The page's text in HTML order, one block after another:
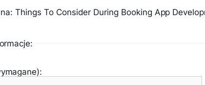
Things To Consider During Booking App